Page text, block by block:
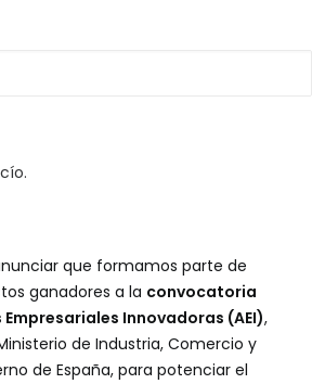
que formamos parte de
ganadores a la convocatoria
Innovadoras (AEI),
de Industria, Comercio y
de España, para potenciar el